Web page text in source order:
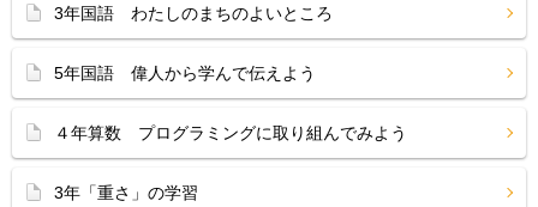
3年国語 わたしのまちのよいところ
5年国語 偉人から学んで伝えよう
４年算数 プログラミングに取り組んでみよう
3年「重さ」の学習